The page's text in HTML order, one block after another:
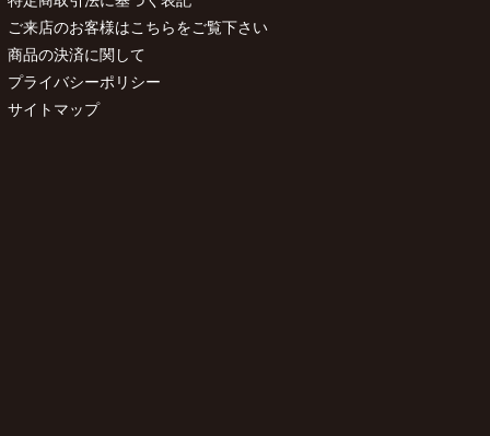
ご来店のお客様はこちらをご覧下さい
商品の決済に関して
プライバシーポリシー
サイトマップ